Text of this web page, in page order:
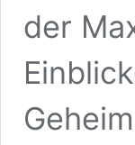
der